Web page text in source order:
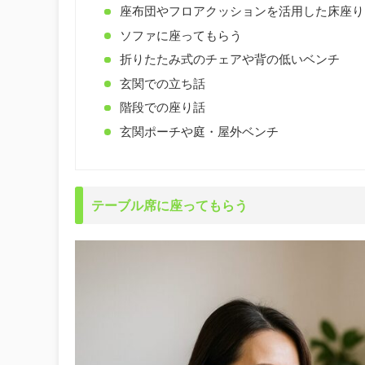
座布団やフロアクッションを活用した床座
ソファに座ってもらう
折りたたみ式のチェアや背の低いベンチ
玄関での立ち話
階段での座り話
玄関ポーチや庭・屋外ベンチ
テーブル席に座ってもらう